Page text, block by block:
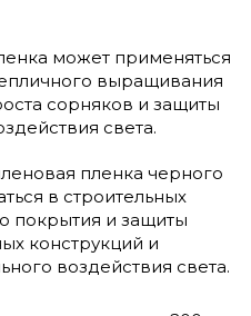
может применяться
выращивания
сорняков и защиты
света.
пленка черного
в строительных
покрытия и защиты
конструкций и
воздействия света.